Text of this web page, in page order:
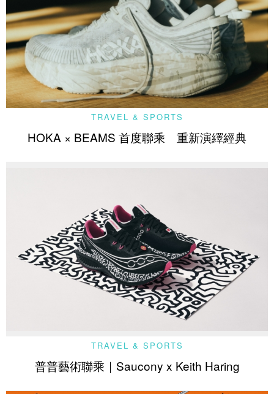
TRAVEL & SPORTS
HOKA × BEAMS 首度聯乘 重新演繹經典
TRAVEL & SPORTS
普普藝術聯乘｜Saucony x Keith Haring